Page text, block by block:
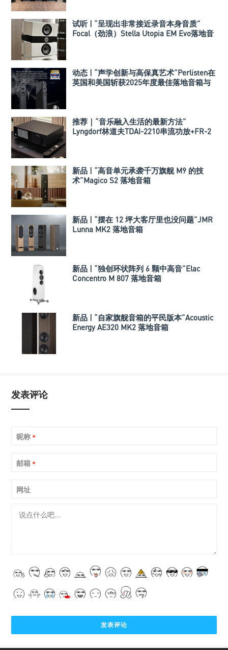
试听 | “呈现出非常接近录音本身音质”
Focal（劲浪）Stella Utopia EM Evo落地音
动态 | “声学创新与高保真艺术”Perlisten在
英国和美国斩获2025年度最佳落地音箱与
推荐｜“音乐融入生活的最新方法”
Lyngdorf林道夫TDAI-2210串流功放+FR-2
新品 | “高音单元承袭千万旗舰 M9 的技
术”Magico S2 落地音箱
新品 | “摆在 12 坪大客厅里也没问题”JMR
Lunna MK2 落地音箱
新品 | “独创环状阵列 6 颗中高音”Elac
Concentro M 807 落地音箱
新品 | “自家旗舰音箱的平民版本”Acoustic
Energy AE320 MK2 落地音箱
发表评论
昵称 *
邮箱 *
网址